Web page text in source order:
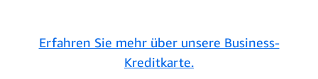
Erfahren Sie mehr über unsere Business-
Kreditkarte.